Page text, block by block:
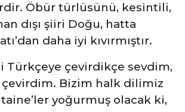
Öbür türlüsünü, kesintili,
dışı şiiri Doğu, hatta
daha iyi kıvırmıştır.
Türkçeye çevirdikçe sevdim,
Bizim halk dilimiz
yoğurmuş olacak ki,